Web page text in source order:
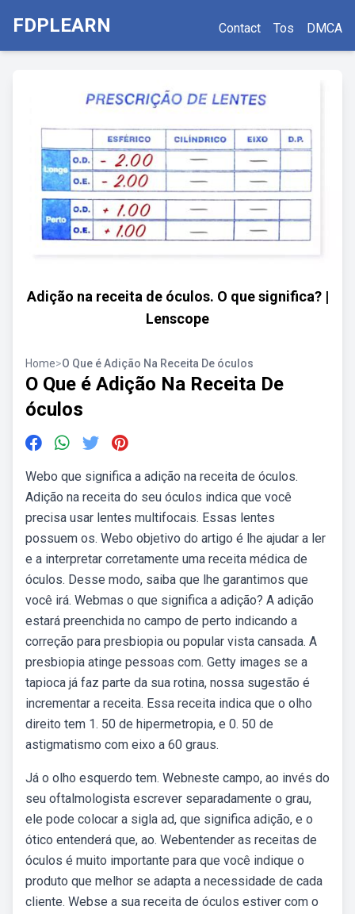
FDPLEARN Contact Tos DMCA
Adição na receita de óculos. O que significa? |
Lenscope
Home>O Que é Adição Na Receita De óculos
O Que é Adição Na Receita De
óculos
Webo que significa a adição na receita de óculos.
Adição na receita do seu óculos indica que você
precisa usar lentes multifocais. Essas lentes
possuem os. Webo objetivo do artigo é lhe ajudar a ler
e a interpretar corretamente uma receita médica de
óculos. Desse modo, saiba que lhe garantimos que
você irá. Webmas o que significa a adição? A adição
estará preenchida no campo de perto indicando a
correção para presbiopia ou popular vista cansada. A
presbiopia atinge pessoas com. Getty images se a
tapioca já faz parte da sua rotina, nossa sugestão é
incrementar a receita. Essa receita indica que o olho
direito tem 1. 50 de hipermetropia, e 0. 50 de
astigmatismo com eixo a 60 graus.
Já o olho esquerdo tem. Webneste campo, ao invés do
seu oftalmologista escrever separadamente o grau,
ele pode colocar a sigla ad, que significa adição, e o
ótico entenderá que, ao. Webentender as receitas de
óculos é muito importante para que você indique o
produto que melhor se adapta a necessidade de cada
cliente. Webse a sua receita de óculos estiver com o